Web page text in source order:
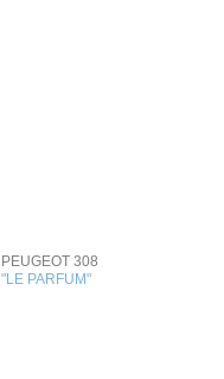
PEUGEOT 308
"LE PARFUM"